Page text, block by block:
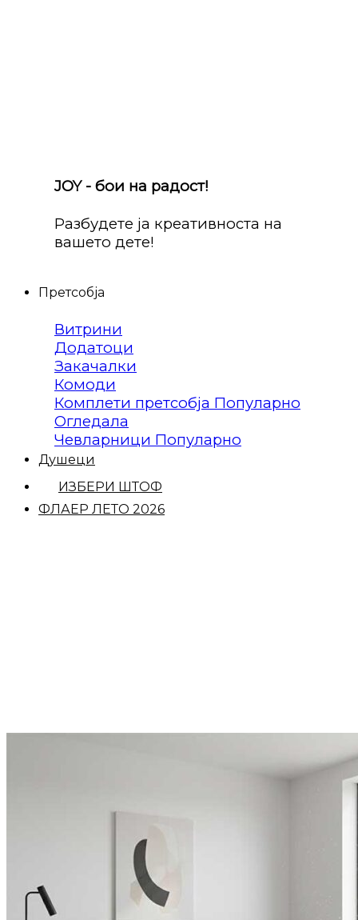
JOY - бои на радост!
Разбудете ја креативноста на
вашето дете!
Претсобја
Витрини
Додатоци
Закачалки
Комоди
Комплети претсобја
Огледала
Чевларници
Душеци
ИЗБЕРИ ШТОФ
ФЛАЕР ЛЕТО 2026